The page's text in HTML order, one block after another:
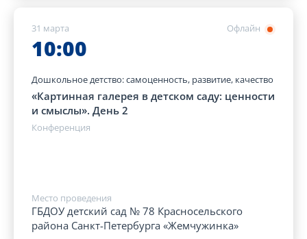
Офлайн
31 марта
10:00
Дошкольное детство: самоценность, развитие, качество
«Картинная галерея в детском саду: ценности
и смыслы». День 2
Конференция
Место проведения
ГБДОУ детский сад № 78 Красносельского
района Санкт-Петербурга «Жемчужинка»